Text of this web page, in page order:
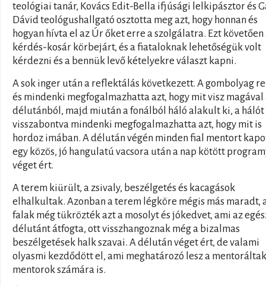
teológiai tanár, Kovács Edit-Bella ifjúsági lelkipásztor és
Dávid teológushallgató osztotta meg azt, hogy honnan és
hogyan hívta el az Úr őket erre a szolgálatra. Ezt követően
kérdés-kosár körbejárt, és a fiataloknak lehetőségük volt
kérdezni és a bennük levő kételyekre választ kapni.
A sok inger után a reflektálás következett. A gombolyag
és mindenki megfogalmazhatta azt, hogy mit visz magával
délutánból, majd miután a fonálból háló alakult ki, a hálót
visszabontva mindenki megfogalmazhatta azt, hogy mit is
hordoz imában. A délután végén minden fial mentort
egy közös, jó hangulatú vacsora után a nap kötött
véget ért.
A terem kiürült, a zsivaly, beszélgetés és kacagások
elhalkultak. Azonban a terem légköre mégis más maradt,
falak még tükrözték azt a mosolyt és jókedvet, ami az
délutánt átfogta, ott visszhangoznak még a bizalmas
beszélgetések halk szavai. A délután véget ért, de valami
olyasmi kezdődött el, ami meghatározó lesz a
mentorok számára is.